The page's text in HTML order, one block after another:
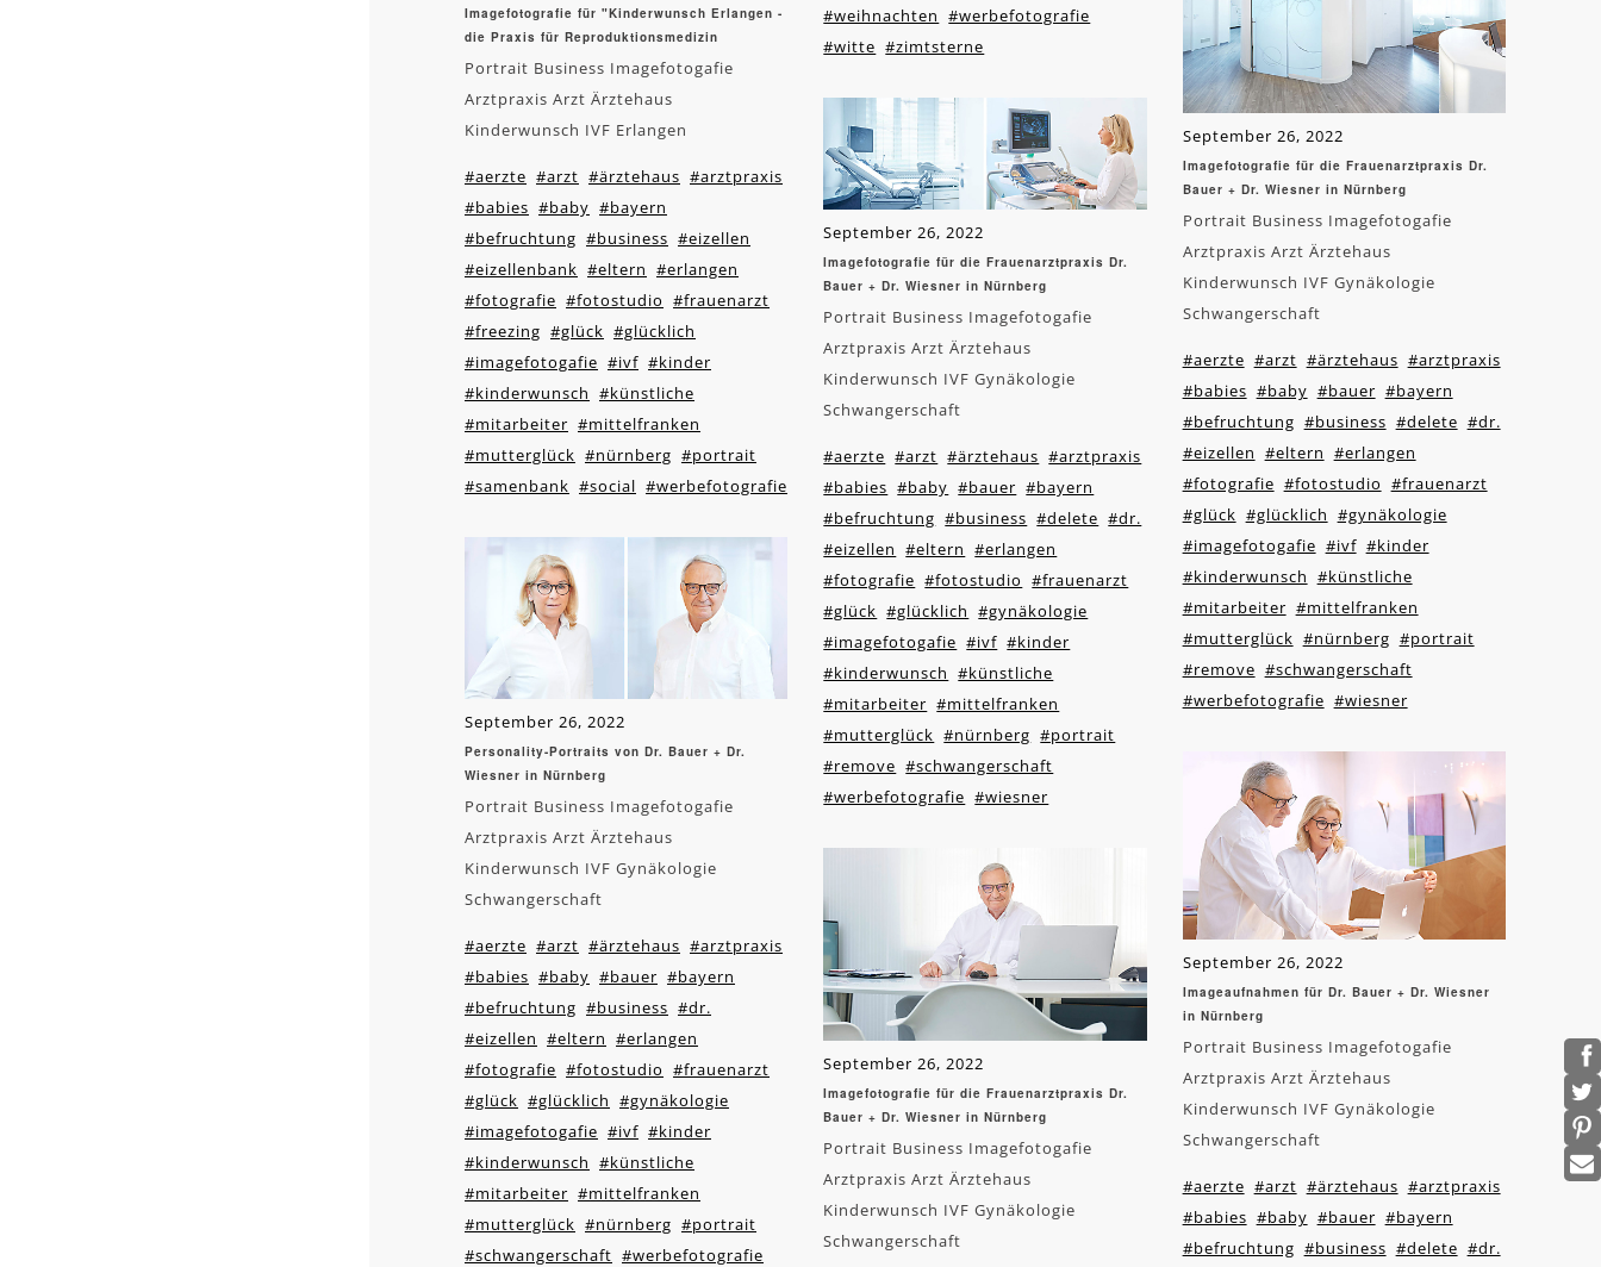
Imagefotografie für "Kinderwunsch Erlangen -
die Praxis für Reproduktionsmedizin
Portrait Business Imagefotogafie
Arztpraxis Arzt Ärztehaus
Kinderwunsch IVF Erlangen
#aerzte #arzt #ärztehaus #arztpraxis
#babies #baby #bayern
#befruchtung #business #eizellen
#eizellenbank #eltern #erlangen
#fotografie #fotostudio #frauenarzt
#freezing #glück #glücklich
#imagefotogafie #ivf #kinder
#kinderwunsch #künstliche
#mitarbeiter #mittelfranken
#mutterglück #nürnberg #portrait
#samenbank #social #werbefotografie
September 26, 2022
Personality-Portraits von Dr. Bauer + Dr.
Wiesner in Nürnberg
Portrait Business Imagefotogafie
Arztpraxis Arzt Ärztehaus
Kinderwunsch IVF Gynäkologie
Schwangerschaft
#aerzte #arzt #ärztehaus #arztpraxis
#babies #baby #bauer #bayern
#befruchtung #business #dr.
#eizellen #eltern #erlangen
#fotografie #fotostudio #frauenarzt
#glück #glücklich #gynäkologie
#imagefotogafie #ivf #kinder
#kinderwunsch #künstliche
#mitarbeiter #mittelfranken
#mutterglück #nürnberg #portrait
#schwangerschaft #werbefotografie
#weihnachten #werbefotografie
#witte #zimtsterne
September 26, 2022
Imagefotografie für die Frauenarztpraxis Dr.
Bauer + Dr. Wiesner in Nürnberg
Portrait Business Imagefotogafie
Arztpraxis Arzt Ärztehaus
Kinderwunsch IVF Gynäkologie
Schwangerschaft
#aerzte #arzt #ärztehaus #arztpraxis
#babies #baby #bauer #bayern
#befruchtung #business #delete #dr.
#eizellen #eltern #erlangen
#fotografie #fotostudio #frauenarzt
#glück #glücklich #gynäkologie
#imagefotogafie #ivf #kinder
#kinderwunsch #künstliche
#mitarbeiter #mittelfranken
#mutterglück #nürnberg #portrait
#remove #schwangerschaft
#werbefotografie #wiesner
September 26, 2022
Imagefotografie für die Frauenarztpraxis Dr.
Bauer + Dr. Wiesner in Nürnberg
Portrait Business Imagefotogafie
Arztpraxis Arzt Ärztehaus
Kinderwunsch IVF Gynäkologie
Schwangerschaft
September 26, 2022
Imagefotografie für die Frauenarztpraxis Dr.
Bauer + Dr. Wiesner in Nürnberg
Portrait Business Imagefotogafie
Arztpraxis Arzt Ärztehaus
Kinderwunsch IVF Gynäkologie
Schwangerschaft
#aerzte #arzt #ärztehaus #arztpraxis
#babies #baby #bauer #bayern
#befruchtung #business #delete #dr.
#eizellen #eltern #erlangen
#fotografie #fotostudio #frauenarzt
#glück #glücklich #gynäkologie
#imagefotogafie #ivf #kinder
#kinderwunsch #künstliche
#mitarbeiter #mittelfranken
#mutterglück #nürnberg #portrait
#remove #schwangerschaft
#werbefotografie #wiesner
September 26, 2022
Imageaufnahmen für Dr. Bauer + Dr. Wiesner
in Nürnberg
Portrait Business Imagefotogafie
Arztpraxis Arzt Ärztehaus
Kinderwunsch IVF Gynäkologie
Schwangerschaft
#aerzte #arzt #ärztehaus #arztpraxis
#babies #baby #bauer #bayern
#befruchtung #business #delete #dr.